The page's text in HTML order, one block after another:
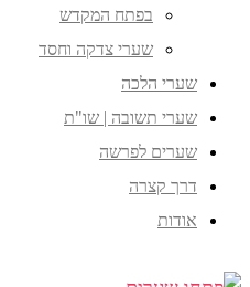
בפתח המקדש
שערי צדקה וחסד
שערי הלכה
שערי תשובה | שו"ת
שערים לפרשה
דרך קצרה
אודות